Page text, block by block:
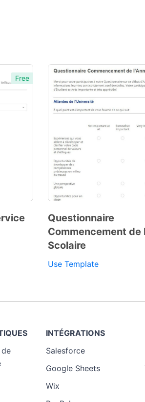
Free
Preview Template
Questionnaire
Commencement de
Scolaire
Use Template
INTÉGRATIONS
Salesforce
Google Sheets
Wix